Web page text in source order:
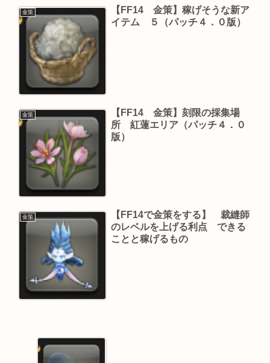
金策
【FF14 金策】稼げそうな新ア
イテム ５（パッチ４．０版）
金策
【FF14 金策】刻限の採集場
所 紅蓮エリア（パッチ４．０
版）
金策
【FF14で金策をする】 裁縫師
のレベルを上げる利点 できる
ことと稼げるもの